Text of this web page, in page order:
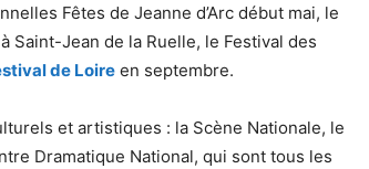
Fêtes de Jeanne d’Arc début mai, le
Saint-Jean de la Ruelle, le Festival des
de Loire en septembre.
et artistiques : la Scène Nationale, le
Dramatique National, qui sont tous les